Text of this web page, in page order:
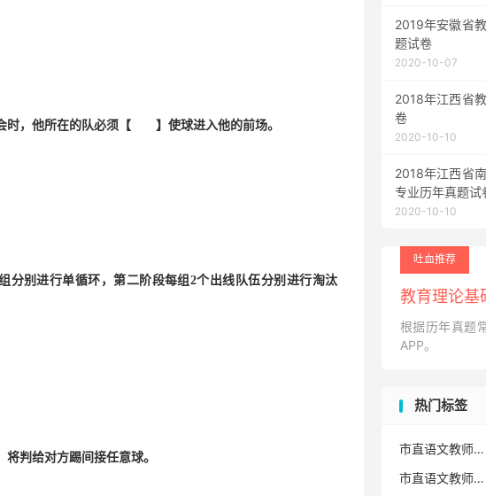
时，他所在的队必须【 】使球进入他的前场。
分别进行单循环，第二阶段每组2个出线队伍分别进行淘汰
判给对方踢间接任意球。
2019年安徽省
题试卷
2020-10-07
2018年江西省
卷
2020-10-10
2018年江西省
专业历年真题试
2020-10-10
吐血推荐
教育理论基
根据历年真题
APP。
热门标签
市直语文教师招聘
市直语文教师编制考试真题